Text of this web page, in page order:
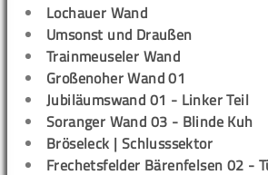
Lochauer Wand
Umsonst und Draußen
Trainmeuseler Wand
Großenoher Wand 01
Jubiläumswand 01 - Linker Teil
Soranger Wand 03 - Blinde Kuh
Bröseleck | Schlusssektor
Frechetsfelder Bärenfelsen 02 -